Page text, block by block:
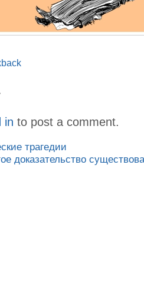
in to post a comment.
трагедии
доказательство